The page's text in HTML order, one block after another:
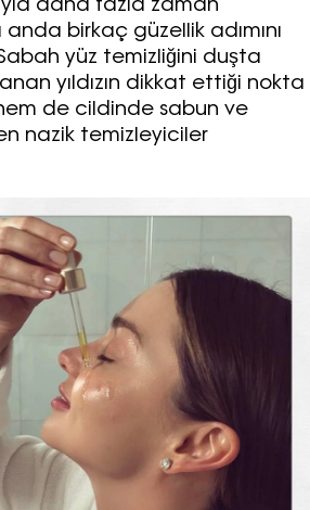
Bülten
ünlülerden güzelllik
popüler partilerden
için haftalık e-
kaydolun.
daha fazla zaman
birkaç güzellik adımını
yüz temizliğini duşta
yıldızın dikkat ettiği nokta
de cildinde sabun ve
nazik temizleyiciler